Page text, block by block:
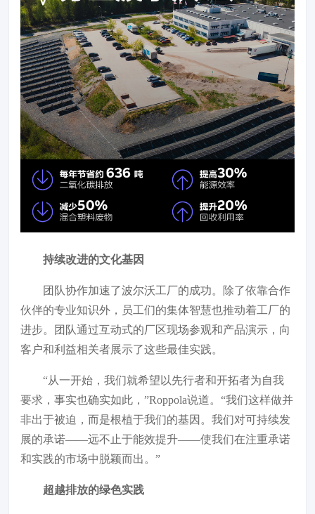
持续改进的文化基因
团队协作加速了波尔沃工厂的成功。除了依靠合作
伙伴的专业知识外，员工们的集体智慧也推动着工厂的
进步。团队通过互动式的厂区现场参观和产品演示，向
客户和利益相关者展示了这些最佳实践。
“从一开始，我们就希望以先行者和开拓者为自我
要求，事实也确实如此，”Roppola说道。“我们这样做并
非出于被迫，而是根植于我们的基因。我们对可持续发
展的承诺——远不止于能效提升——使我们在注重承诺
和实践的市场中脱颖而出。”
超越排放的绿色实践